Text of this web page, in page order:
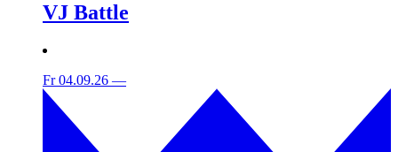
VJ Battle
Fr 04.09.26 —